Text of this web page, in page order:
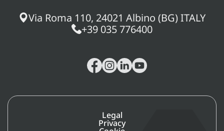
Via Roma 110, 24021 Albino (BG) ITALY
+39 035 776400
Legal
Privacy